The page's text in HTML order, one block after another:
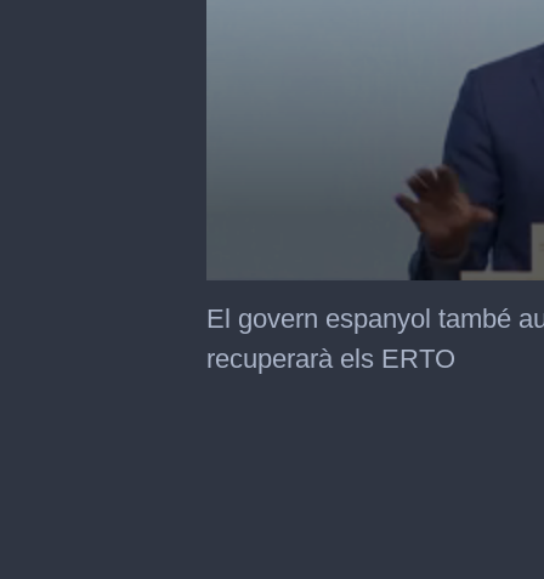
seconds
of
seconds
El govern espanyol també
recuperarà els ERTO